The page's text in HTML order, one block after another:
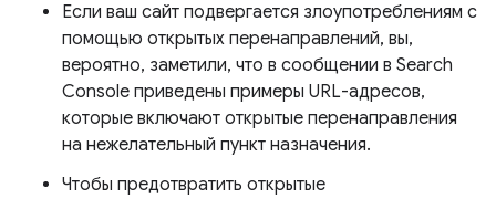
Если ваш сайт подвергается злоупотреблениям с
помощью открытых перенаправлений, вы,
вероятно, заметили, что в сообщении в Search
Console приведены примеры URL-адресов,
которые включают открытые перенаправления
на нежелательный пункт назначения.
Чтобы предотвратить открытые